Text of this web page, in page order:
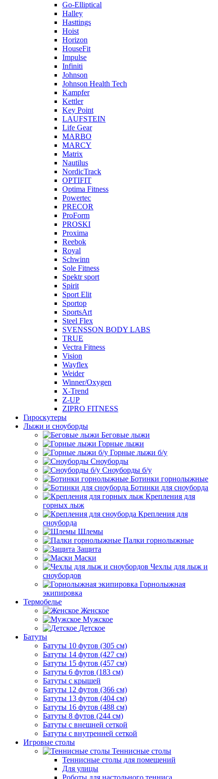
Go-Elliptical
Halley
Hasttings
Hoist
Horizon
HouseFit
Impulse
Infiniti
Johnson
Johnson Health Tech
Kampfer
Kettler
Key Point
LAUFSTEIN
Life Gear
MARBO
MARCY
Matrix
Nautilus
NordicTrack
OPTIFIT
Optima Fitness
Powertec
PRECOR
ProForm
PROSKI
Proxima
Reebok
Royal
Schwinn
Sole Fitness
Spektr sport
Spirit
Sport Elit
Sportop
SportsArt
Steel Flex
SVENSSON BODY LABS
TRUE
Vectra Fitness
Vision
Wayflex
Weider
Winner/Oxygen
X-Trend
Z-UP
ZIPRO FITNESS
Гироскутеры
Лыжи и сноуборды
Беговые лыжи
Горные лыжи
Горные лыжи б/у
Сноуборды
Сноуборды б/у
Ботинки горнолыжные
Ботинки для сноуборда
Крепления для
горных лыж
Крепления для
сноуборда
Шлемы
Палки горнолыжные
Защита
Маски
Чехлы для лыж и
сноубордов
Горнолыжная
экипировка
Термобелье
Женское
Мужское
Детское
Батуты
Батуты 10 футов (305 см)
Батуты 14 футов (427 см)
Батуты 15 футов (457 см)
Батуты 6 футов (183 см)
Батуты с крышей
Батуты 12 футов (366 см)
Батуты 13 футов (404 см)
Батуты 16 футов (488 см)
Батуты 8 футов (244 см)
Батуты с внешней сеткой
Батуты с внутренней сеткой
Игровые столы
Теннисные столы
Теннисные столы для помещений
Для улицы
Роботы для настольного тенниса